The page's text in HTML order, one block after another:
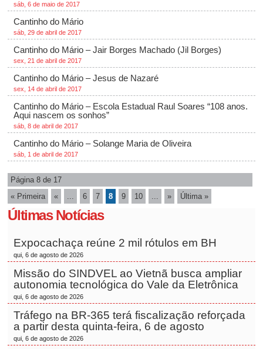
sáb, 6 de maio de 2017
Cantinho do Mário
sáb, 29 de abril de 2017
Cantinho do Mário – Jair Borges Machado (Jil Borges)
sex, 21 de abril de 2017
Cantinho do Mário – Jesus de Nazaré
sex, 14 de abril de 2017
Cantinho do Mário – Escola Estadual Raul Soares “108 anos.
Aqui nascem os sonhos”
sáb, 8 de abril de 2017
Cantinho do Mário – Solange Maria de Oliveira
sáb, 1 de abril de 2017
Página 8 de 17
« Primeira
« ... 6 7 8 9 10 ... » Última »
Últimas Notícias
Expocachaça reúne 2 mil rótulos em BH
qui, 6 de agosto de 2026
Missão do SINDVEL ao Vietnã busca ampliar
autonomia tecnológica do Vale da Eletrônica
qui, 6 de agosto de 2026
Tráfego na BR-365 terá fiscalização reforçada
a partir desta quinta-feira, 6 de agosto
qui, 6 de agosto de 2026